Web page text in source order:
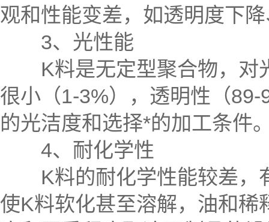
观和性能变差，如透明度下
3、光性能
K料是无定型聚合物，对
很小（1-3%），透明性（
的光洁度和选择*的加工条件
4、耐化学性
K料的耐化学性能较差，
使K料软化甚至溶解，油和